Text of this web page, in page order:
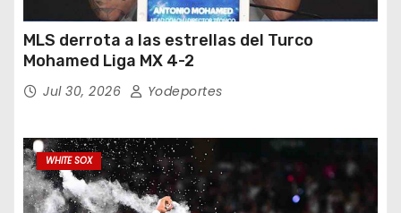
MLS derrota a las estrellas del Turco
Mohamed Liga MX 4-2
Jul 30, 2026 Yodeportes
WHITE SOX